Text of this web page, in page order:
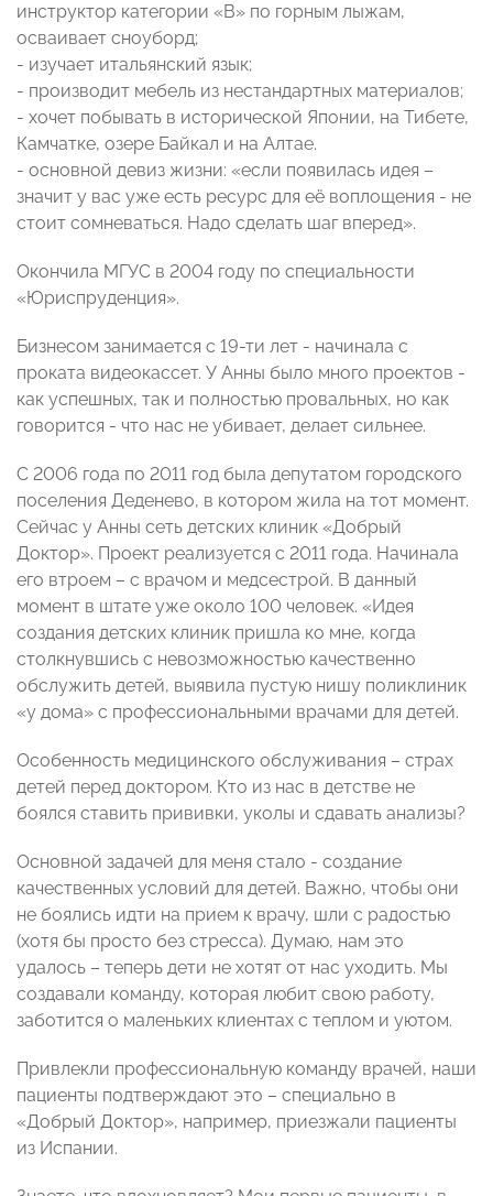
инструктор категории «B» по горным лыжам,
осваивает сноуборд;
- изучает итальянский язык;
- производит мебель из нестандартных материалов;
- хочет побывать в исторической Японии, на Тибете,
Камчатке, озере Байкал и на Алтае.
- основной девиз жизни: «если появилась идея –
значит у вас уже есть ресурс для её воплощения - не
стоит сомневаться. Надо сделать шаг вперед».
Окончила МГУС в 2004 году по специальности
«Юриспруденция».
Бизнесом занимается с 19-ти лет - начинала с
проката видеокассет. У Анны было много проектов -
как успешных, так и полностью провальных, но как
говорится - что нас не убивает, делает сильнее.
С 2006 года по 2011 год была депутатом городского
поселения Деденево, в котором жила на тот момент.
Сейчас у Анны сеть детских клиник «Добрый
Доктор». Проект реализуется с 2011 года. Начинала
его втроем – с врачом и медсестрой. В данный
момент в штате уже около 100 человек. «Идея
создания детских клиник пришла ко мне, когда
столкнувшись с невозможностью качественно
обслужить детей, выявила пустую нишу поликлиник
«у дома» с профессиональными врачами для детей.
Особенность медицинского обслуживания – страх
детей перед доктором. Кто из нас в детстве не
боялся ставить прививки, уколы и сдавать анализы?
Основной задачей для меня стало - создание
качественных условий для детей. Важно, чтобы они
не боялись идти на прием к врачу, шли с радостью
(хотя бы просто без стресса). Думаю, нам это
удалось – теперь дети не хотят от нас уходить. Мы
создавали команду, которая любит свою работу,
заботится о маленьких клиентах с теплом и уютом.
Привлекли профессиональную команду врачей, наши
пациенты подтверждают это – специально в
«Добрый Доктор», например, приезжали пациенты
из Испании.